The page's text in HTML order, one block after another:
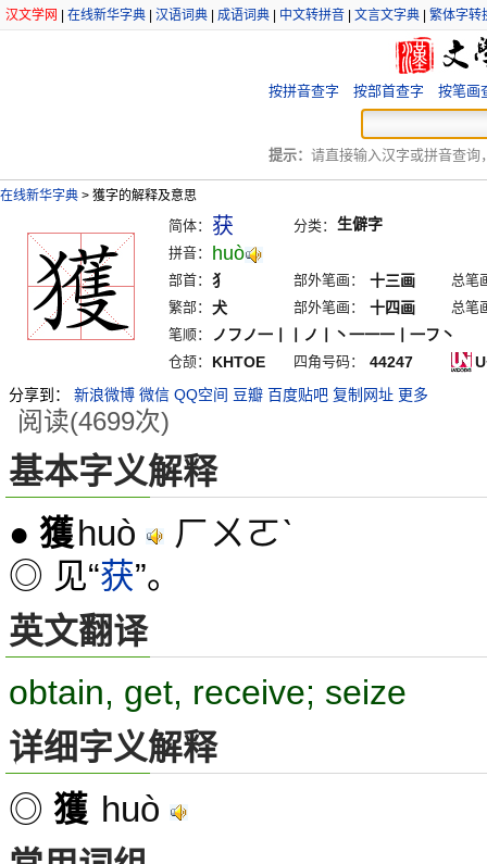
汉文学网 在线新华字典 汉语词典 成语词典 中文转拼音 文言文字典 繁体字转
按拼音查字 按部首查字 按笔画
提示： 请直接输入汉字或拼音查询
在线新华字典 > 獲字的解释及意思
简体： 获 分类： 生僻字
拼音： huò
部首： 犭 部外笔画： 十三画
总笔
繁部： 犬 部外笔画： 十四画
总笔
笔顺：
ノフノ一丨丨ノ丨丶一一一丨一フ丶
仓颉： KHTOE 四角号码： 44247
分享到：
新浪微博 微信 QQ空间 豆瓣 百度贴吧 复制网址 更多
阅读(4699次)
基本字义解释
● 獲huò ㄏㄨㄛˋ
◎ 见“获”。
英文翻译
obtain, get, receive; seize
详细字义解释
◎ 獲 huò